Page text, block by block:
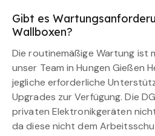
Gibt es
Wallboxen?
Die routinemäßige Wartung ist
unser Team in Hungen Gießen
jegliche erforderliche
Upgrades zur Verfügung. Die
privaten Elektronikgeräten
da diese nicht dem